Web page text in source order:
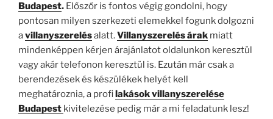
Budapest. Előszőr is fontos végig gondolni, hogy
pontosan milyen szerkezeti elemekkel fogunk dolgozni
avillanyszerelésalatt.Villanyszerelés árak miatt
mindenképpen kérjen árajánlatot oldalunkon keresztül
vagy akár telefonon keresztül is. Ezután már csak a
berendezések és készülékek helyét kell
meghatároznia, a profi lakások villanyszerelése
Budapest kivitelezése pedig már a mi feladatunk lesz!